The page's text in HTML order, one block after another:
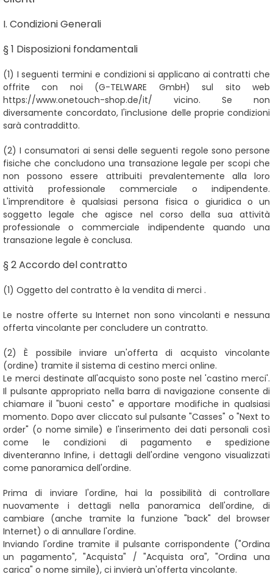
I. Condizioni Generali
§ 1 Disposizioni fondamentali
(1) I seguenti termini e condizioni si applicano ai contratti che
offrite con noi (G-TELWARE GmbH) sul sito web
https://www.onetouch-shop.de/it/ vicino. Se non
diversamente concordato, l'inclusione delle proprie condizioni
sarà contradditto.
(2) I consumatori ai sensi delle seguenti regole sono persone
fisiche che concludono una transazione legale per scopi che
non possono essere attribuiti prevalentemente alla loro
attività professionale commerciale o indipendente.
L'imprenditore è qualsiasi persona fisica o giuridica o un
soggetto legale che agisce nel corso della sua attività
professionale o commerciale indipendente quando una
transazione legale è conclusa.
§ 2 Accordo del contratto
(1) Oggetto del contratto è la vendita di merci .
Le nostre offerte su Internet non sono vincolanti e nessuna
offerta vincolante per concludere un contratto.
(2)È possibile inviare un'offerta di acquisto vincolante
(ordine) tramite il sistema di cestino merci online.
Le merci destinate all'acquisto sono poste nel 'castino merci'.
Il pulsante appropriato nella barra di navigazione consente di
chiamare il "buoni cesto" e apportare modifiche in qualsiasi
momento. Dopo aver cliccato sul pulsante "Casses" o "Next to
order" (o nome simile) e l'inserimento dei dati personali così
come le condizioni di pagamento e spedizione
diventeranno Infine, i dettagli dell'ordine vengono visualizzati
come panoramica dell'ordine.
Prima di inviare l'ordine, hai la possibilità di controllare
nuovamente i dettagli nella panoramica dell'ordine, di
cambiare (anche tramite la funzione "back" del browser
Internet) o di annullare l'ordine.
Inviando l'ordine tramite il pulsante corrispondente ("Ordina
un pagamento", "Acquista" / "Acquista ora", "Ordina una
carica" o nome simile), ci invierà un'offerta vincolante.